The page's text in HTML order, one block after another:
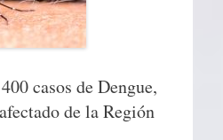
casos de Dengue,
de la Región